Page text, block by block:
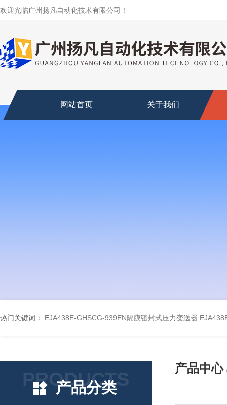
欢迎光临广州扬凡自动化技术有限公司！
网站首页 关于我们
热门关键词： EJA438E-GHSCG-939EN隔膜密封式压力变送器
PRODUCTS
产品分类
产品中心